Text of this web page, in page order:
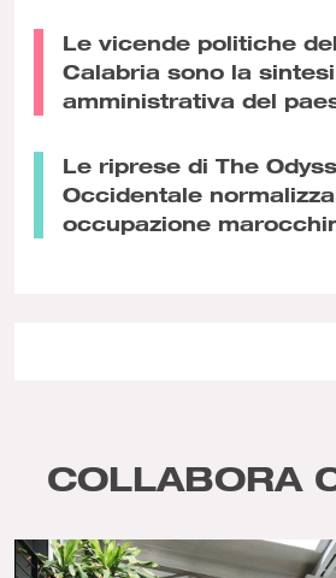
Le vicende politiche
Calabria sono la
amministrativa del
Le riprese di The
Occidentale
occupazione
COLLABORA